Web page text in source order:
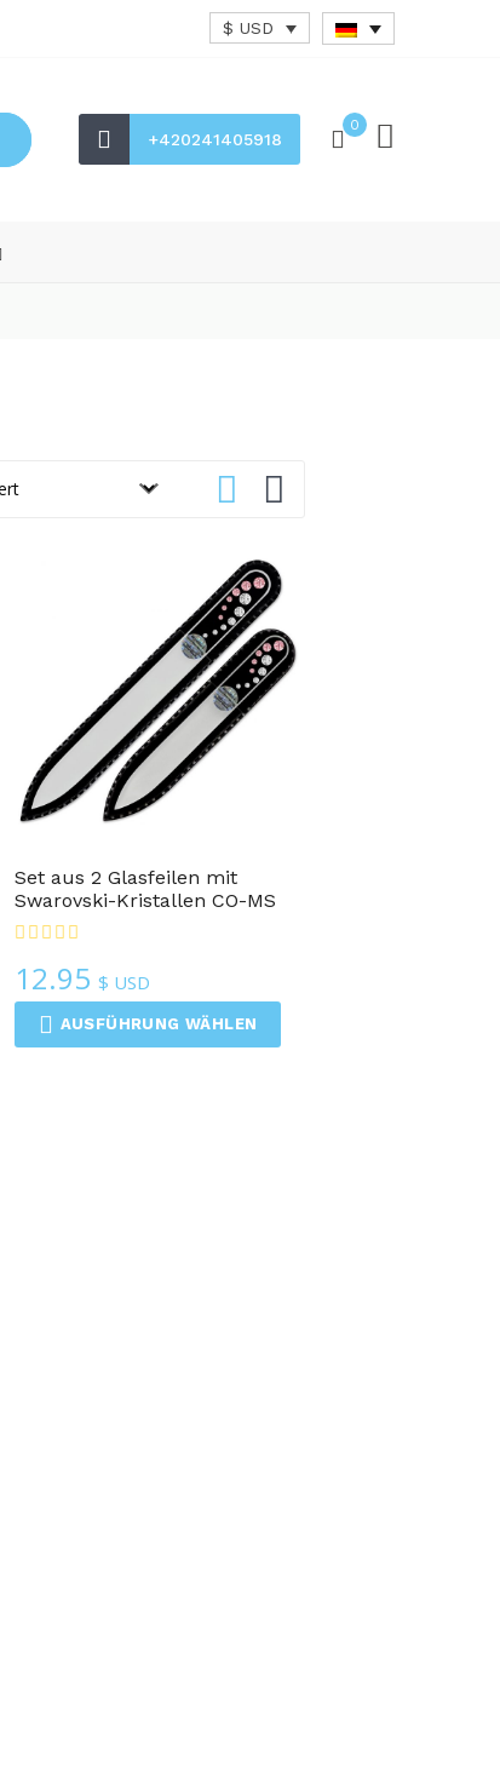
$ USD
+420241405918
0
Set aus 2 Glasfeilen mit
Swarovski-Kristallen CO-MS
12.95$ USD
AUSFÜHRUNG WÄHLEN